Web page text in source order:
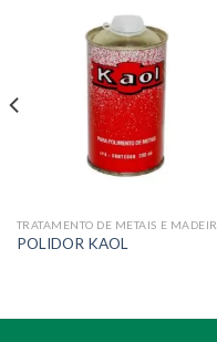
TRATAMENTO DE METAIS E
POLIDOR KAOL